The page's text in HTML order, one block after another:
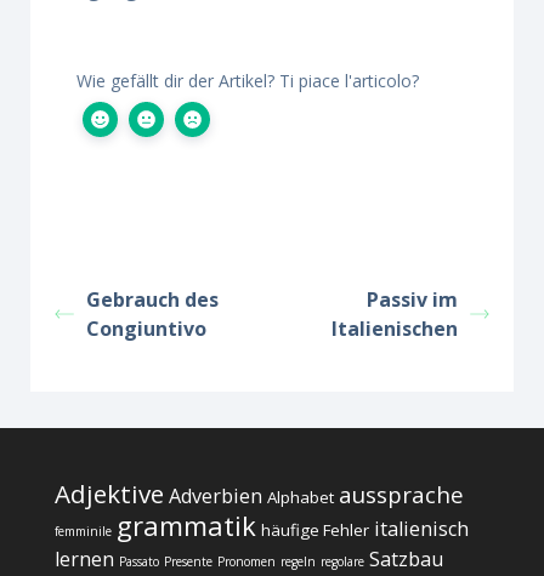
Wie gefällt dir der Artikel? Ti piace l'articolo?
Gebrauch des
Congiuntivo
Passiv im
Italienischen
Adjektive Adverbien Alphabet aussprache
femminile grammatik häufige Fehler italienisch
lernen Passato Presente Pronomen regeln regolare Satzbau